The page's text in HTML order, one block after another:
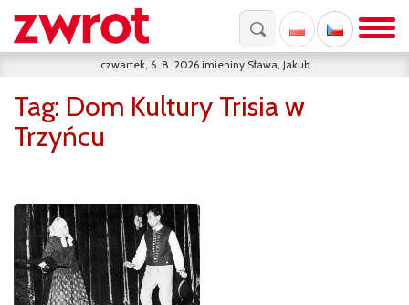
czwartek, 6. 8. 2026 imieniny Sława, Jakub
Tag: Dom Kultury Trisia w
Trzyńcu